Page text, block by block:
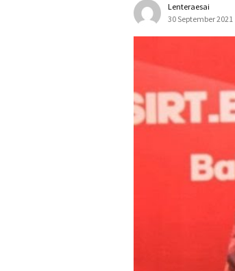
Lenteraesai
30 September 2021